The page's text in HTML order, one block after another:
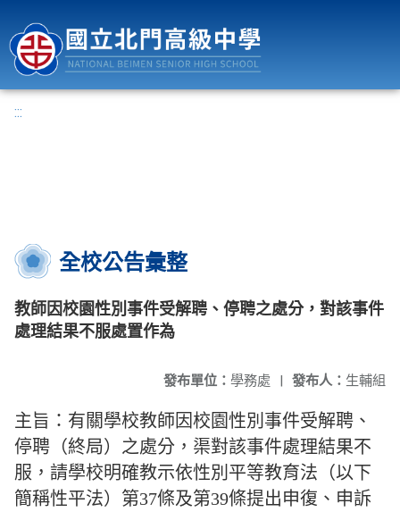
:::
全校公告彙整
教師因校園性別事件受解聘、停聘之處分，對該事件
處理結果不服處置作為
發布人： 生輔組
發布單位： 學務處 |
主旨：有關學校教師因校園性別事件受解聘、
停聘（終局）之處分，渠對該事件處理結果不
服，請學校明確教示依性別平等教育法（以下
簡稱性平法）第37條及第39條提出申復、申訴